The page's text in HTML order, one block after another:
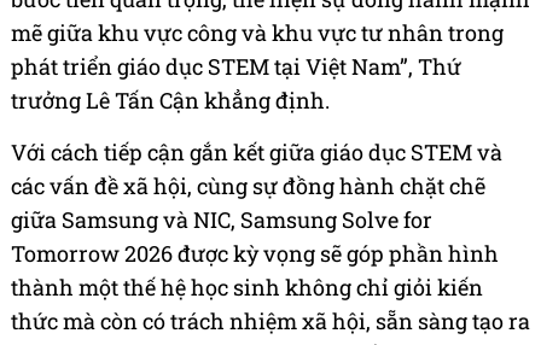
mẽ giữa khu vực công và khu vực tư nhân trong
phát triển giáo dục STEM tại Việt Nam”, Thứ
trưởng Lê Tấn Cận khẳng định.
Với cách tiếp cận gắn kết giữa giáo dục STEM và
các vấn đề xã hội, cùng sự đồng hành chặt chẽ
giữa Samsung và NIC, Samsung Solve for
Tomorrow 2026 được kỳ vọng sẽ góp phần hình
thành một thế hệ học sinh không chỉ giỏi kiến
thức mà còn có trách nhiệm xã hội, sẵn sàng tạo ra